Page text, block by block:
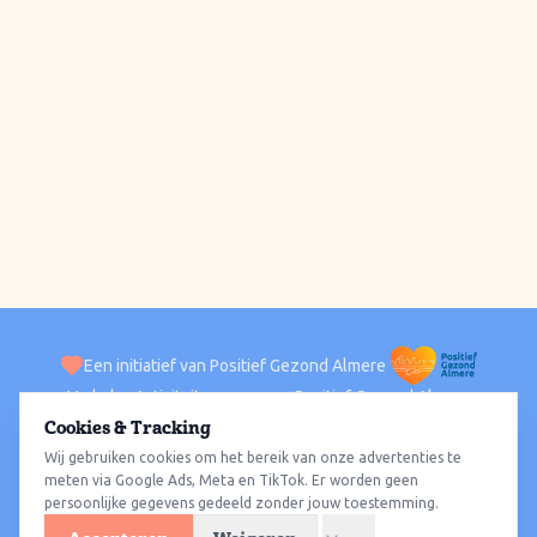
Een initiatief van Positief Gezond Almere
VerhalenActiviteiten Positief Gezond Almere
ACTIVITEITEN PER WIJK
Alle wijkenAlmere HavenAlmere StadAlmere BuitenAlmere Poort
Almere HoutAlmere OosterwoldWat te doen
Cookies & Tracking
Wij gebruiken cookies om het bereik van onze advertenties te
meten via Google Ads, Meta en TikTok. Er worden geen
persoonlijke gegevens gedeeld zonder jouw toestemming.